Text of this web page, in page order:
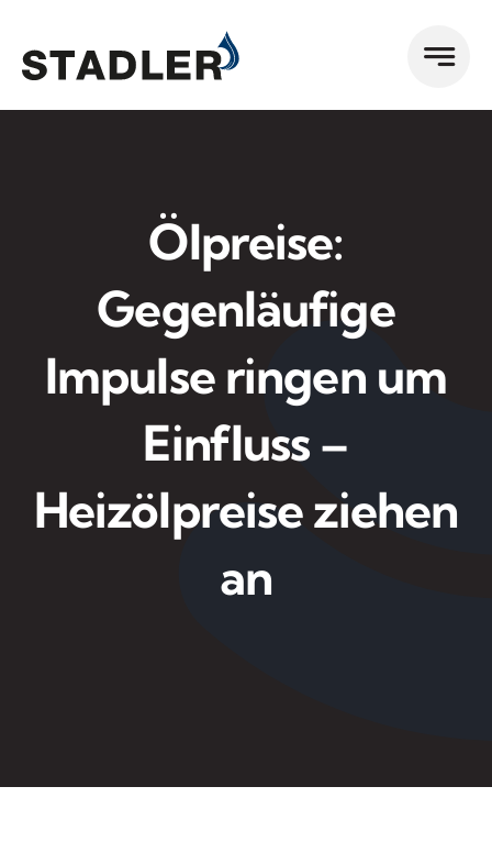
Inhalt
springen
Ölpreise:
Gegenläufige
Impulse ringen um
Einfluss –
Heizölpreise ziehen
an